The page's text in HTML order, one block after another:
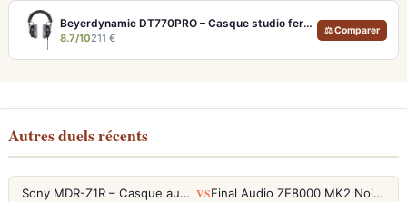
Beyerdynamic DT770PRO – Casque studio fermé pour un monitoring précis et isolé
8.7/10211 €
⚖ Comparer
Autres duels récents
Sony MDR-Z1R – Casque audiophile fermé haute résolution VS Final Audio ZE8000 MK2 Noir – Écouteurs True Wireless audiophiles 8K Sound